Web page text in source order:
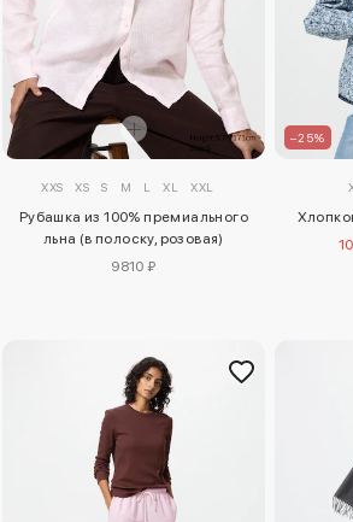
XXS XS S M L XL XXL
Рубашка из 100% премиального
льна (в полоску, розовая)
9810 ₽
–25%